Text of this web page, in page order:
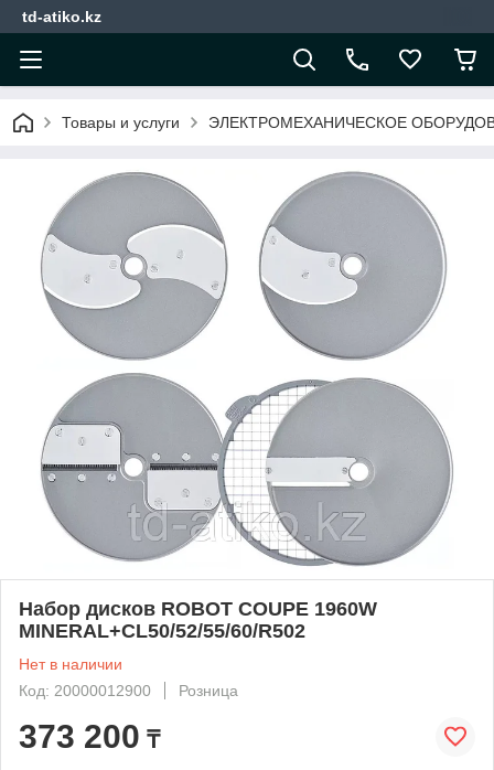
td-atiko.kz
Товары и услуги ЭЛЕКТРОМЕХАНИЧЕСКОЕ
Набор дисков ROBOT COUPE 1960W
MINERAL+CL50/52/55/60/R502
Нет в наличии
Код: 20000012900
Розница
373 200 ₸